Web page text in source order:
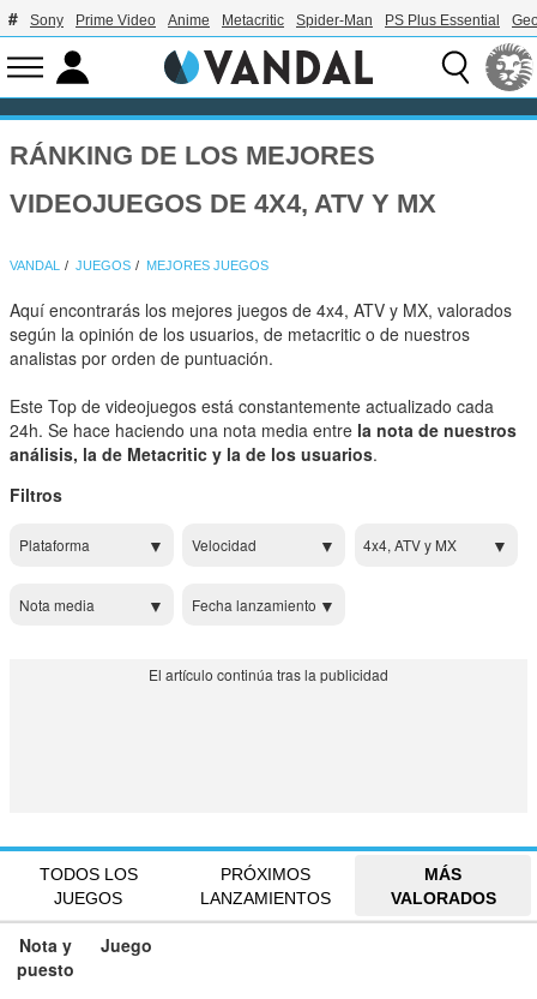
Sony Prime Video Anime Metacritic Spider-Man PS Plus Essential
RÁNKING DE LOS MEJORES
VIDEOJUEGOS DE 4X4, ATV Y MX
VANDAL JUEGOS MEJORES JUEGOS
Aquí encontrarás los mejores juegos de 4x4, ATV y MX, valorados
según la opinión de los usuarios, de metacritic o de nuestros
analistas por orden de puntuación.
Este Top de videojuegos está constantemente actualizado cada
24h. Se hace haciendo una nota media entre la nota de nuestros
análisis, la de Metacritic y la de los usuarios.
Filtros
Plataforma Velocidad 4x4, ATV y MX
Nota media Fecha lanzamiento
TODOS LOS
JUEGOS
PRÓXIMOS
LANZAMIENTOS
MÁS
VALORADOS
Nota y
puesto
Juego